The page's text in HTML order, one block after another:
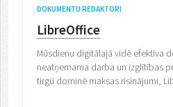
DOKUMENTU REDAKTORI
LibreOffice
Mūsdienu digitālajā vidē efektīva
neatņemama darba un izglītības
tirgū dominē maksas risinājumi,